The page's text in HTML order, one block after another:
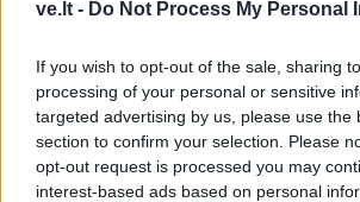
ve.lt - Do Not Process My Personal
If you wish to opt-out of the sale, sharing
processing of your personal or sensitive
targeted advertising by us, please use the
section to confirm your selection. Please
opt-out request is processed you may
interest-based ads based on personal
liga, o viena dažna
Rekordiškai
atidengė II
radinius